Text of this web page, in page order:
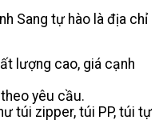
Sang tự hào là địa chỉ
lượng cao, giá cạnh
yêu cầu.
túi zipper, túi PP, túi tự